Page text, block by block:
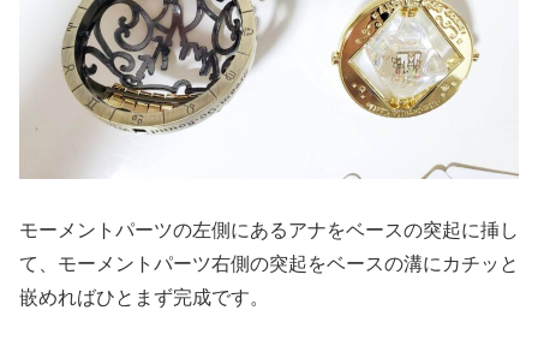
モーメントパーツの左側にあるアナをベースの突起に挿し
て、モーメントパーツ右側の突起をベースの溝にカチッと
嵌めればひとまず完成です。